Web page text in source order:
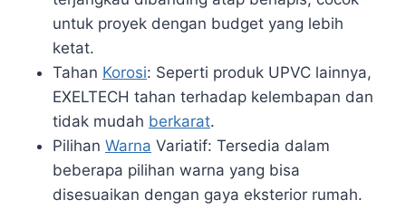
untuk proyek dengan budget yang lebih
ketat.
Tahan Korosi: Seperti produk UPVC lainnya,
EXELTECH tahan terhadap kelembapan dan
tidak mudah berkarat.
Pilihan Warna Variatif: Tersedia dalam
beberapa pilihan warna yang bisa
disesuaikan dengan gaya eksterior rumah.